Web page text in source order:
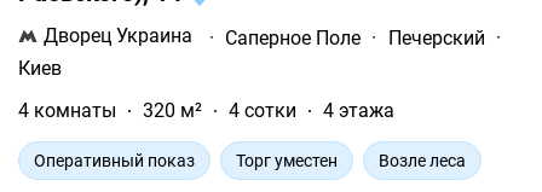
Дворец Украина · Саперное Поле · Печерский ·
Киев
4 комнаты
320 м² 4 сотки 4 этажа
Оперативный показ Торг уместен Возле леса